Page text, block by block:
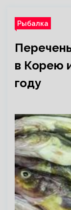
Рыбалка
в Корею
году